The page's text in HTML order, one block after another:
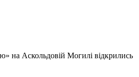
на Аскольдовій Могилі відкрились